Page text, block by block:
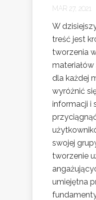
MAR 27, 2021
W
treść jest
tworzenia
dla każdej
wyróżnić
informacji i
swojej
tworzenie
umiejętna